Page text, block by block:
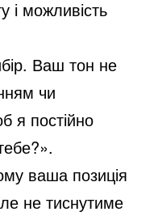
і можливість
Ваш тон не
чи
я постійно
ваша позиція
не тиснутиме